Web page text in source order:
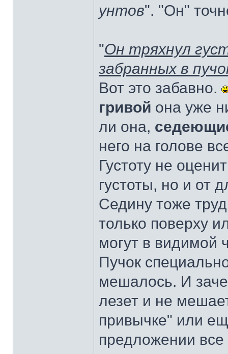
унтов". "Он"
"Он тряхнул
забранных в
Вот это забавно.
гривой она уже
ли она,
него на голове
Густоту не
густоты, но и от
Седину тоже
только поверху
могут в видимой
Пучок
мешалось. И
лезет и не
привычке" или
предложении